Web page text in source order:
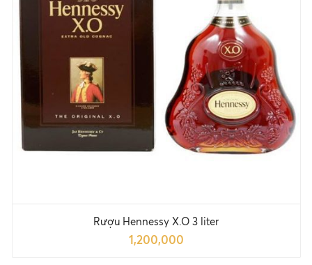
Rượu Hennessy X.O 3 liter
1,200,000